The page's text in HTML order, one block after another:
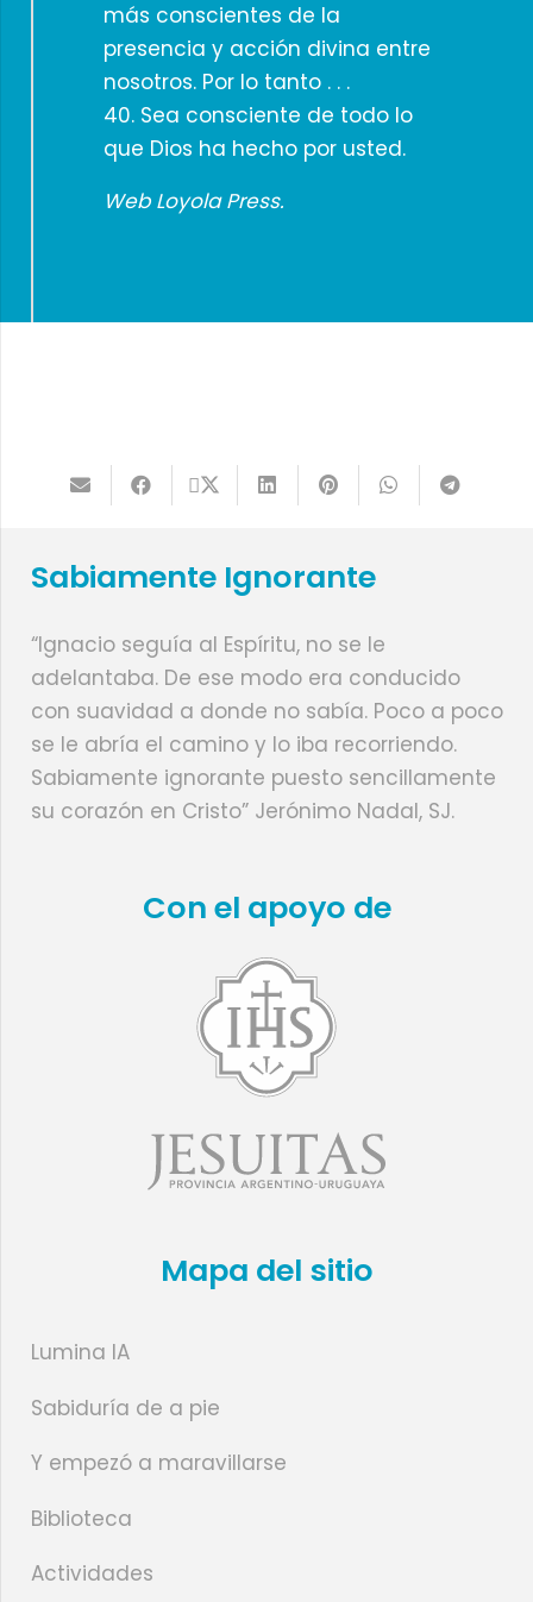
más conscientes de la
presencia y acción divina entre
nosotros. Por lo tanto . . .
40. Sea consciente de todo lo
que Dios ha hecho por usted.
Web Loyola Press.
Sabiamente Ignorante
“Ignacio seguía al Espíritu, no se le
adelantaba. De ese modo era conducido
con suavidad a donde no sabía. Poco a poco
se le abría el camino y lo iba recorriendo.
Sabiamente ignorante puesto sencillamente
su corazón en Cristo” Jerónimo Nadal, SJ.
Con el apoyo de
Mapa del sitio
Lumina IA
Sabiduría de a pie
Y empezó a maravillarse
Biblioteca
Actividades